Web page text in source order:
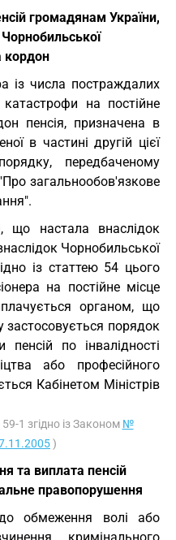
громадянам України,
кордон
із числа постраждалих
на постійне
пенсія, призначена в
в частині другій цієї
передбаченому
загальнообов'язкове
що настала внаслідок
Чорнобильської
із статтею 54 цього
на постійне місце
органом, що
застосовується порядок
по інвалідності
або професійного
Кабінетом Міністрів
1 згідно із Законом №
)
та виплата пенсій
правопорушення
обмеження волі або